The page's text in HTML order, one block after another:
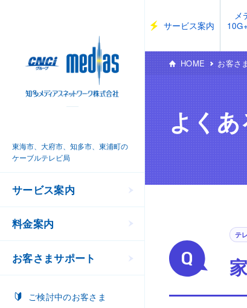
東海市、大府市、知多市、東浦町の
ケーブルテレビ局
サービス案内
料金案内
お客さまサポート
ご検討中のお客さま
サービス案内
メ
HOME お客さ
よく
テ